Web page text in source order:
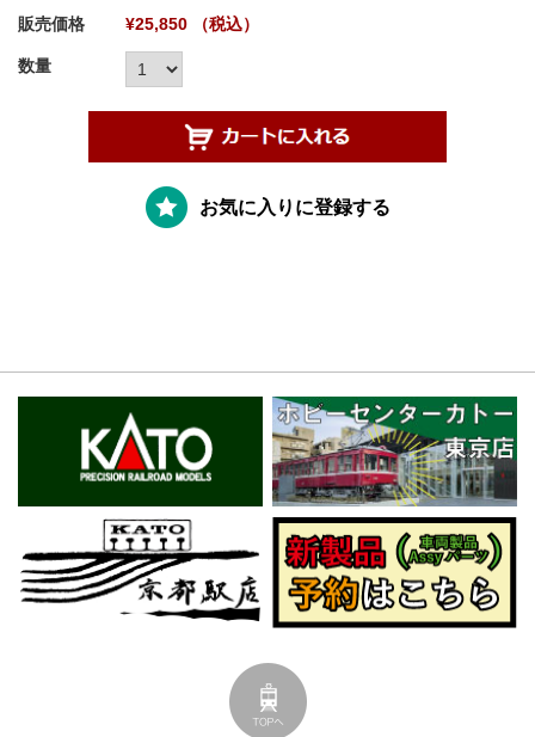
販売価格 ¥25,850 （税込）
数量
お気に入りに登録する